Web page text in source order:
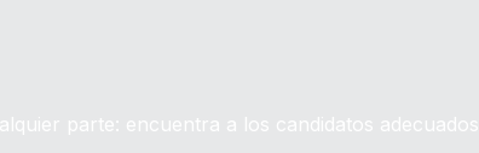
parte: encuentra a los candidatos adecuados